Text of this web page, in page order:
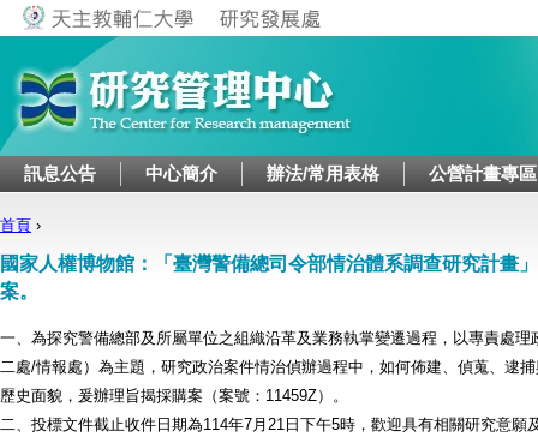
Jump to navigation
訊息公告 中心簡介 辦法/常用表格 公營計畫專區
您在這裡
首頁 ›
國家人權博物館：「臺灣警備總司令部情治體系調查研究計畫
案。
一、為探究警備總部及所屬單位之組織沿革及業務執掌變遷過程，以專責處理
二處/情報處）為主題，研究政治案件情治偵辦過程中，如何佈建、偵蒐、逮
歷史面貌，爰辦理旨揭採購案（案號：11459Z）。
二、投標文件截止收件日期為114年7月21日下午5時，歡迎具有相關研究意願